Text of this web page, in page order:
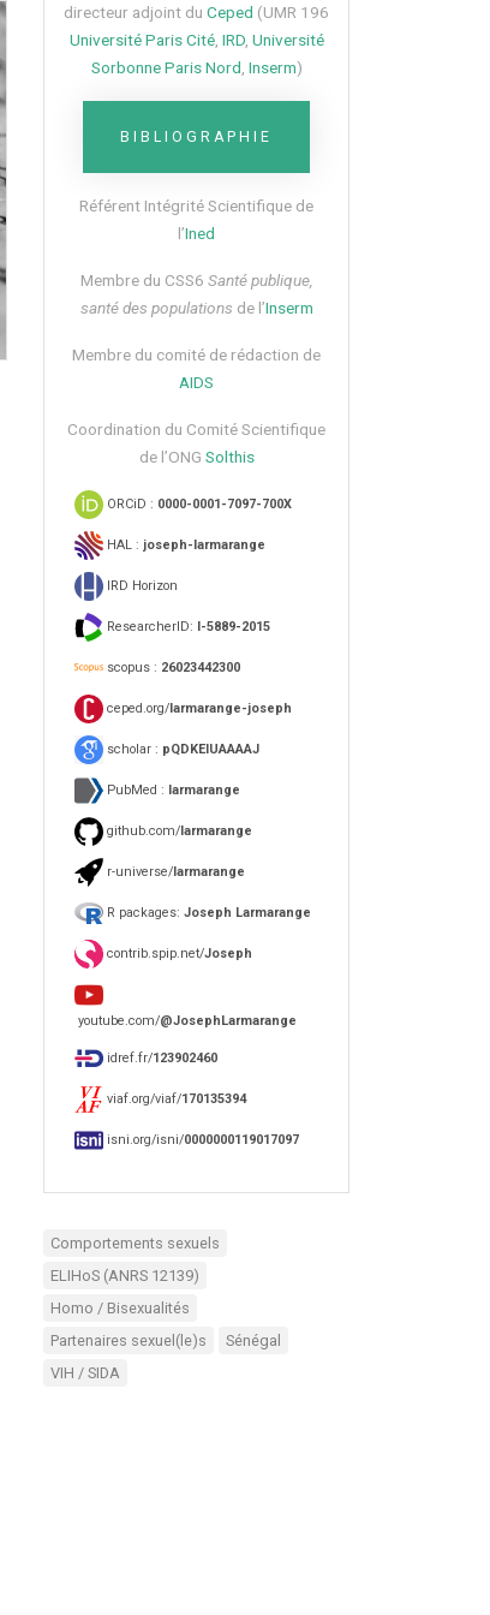
directeur adjoint du Ceped (UMR 196
Université Paris Cité, IRD, Université
Sorbonne Paris Nord Inserm)
BIBLIOGRAPHIE
Référent Intégrité Scientifique de
l’Ined
Membre du CSS6​ Santé publique,
santé des populations de l’Inserm
Membre du comité de rédaction de
AIDS
Coordination du Comité Scientifique
de l’ONG Solthis
ORCiD : 0000-0001-7097-700X
HAL : joseph-larmarange
IRD Horizon
ResearcherID: I-5889-2015
scopus : 26023442300
ceped.org/larmarange-joseph
scholar : pQDKEIUAAAAJ
PubMed : larmarange
github.com/larmarange
r-universe/larmarange
R packages: Joseph Larmarange
contrib.spip.net/Joseph
youtube.com/@JosephLarmarange
idref.fr/123902460
viaf.org/viaf/170135394
isni.org/isni/0000000119017097
Comportements sexuels
ELIHoS (ANRS 12139)
Homo / Bisexualités
Partenaires sexuel(le)s
Sénégal
VIH / SIDA